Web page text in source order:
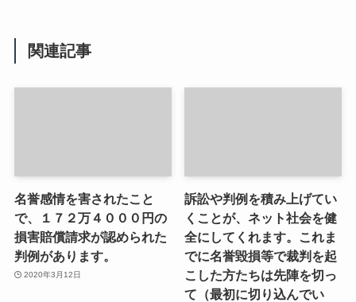
関連記事
名誉感情を害されたこと
で、１７２万４０００円の
損害賠償請求が認められた
判例があります。
2020年3月12日
訴訟や判例を積み上げてい
くことが、ネット社会を健
全にしてくれます。これま
でに名誉毀損等で裁判を起
こした方たちは先陣を切っ
て（最初に切り込んでい